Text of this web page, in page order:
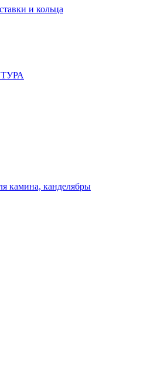
и кольца
камина, канделябры